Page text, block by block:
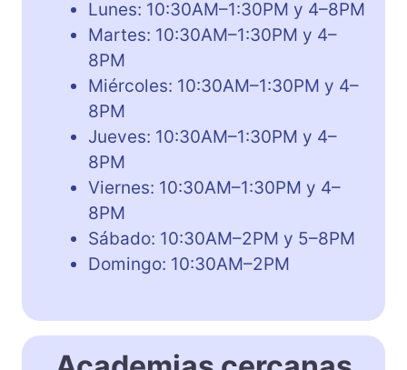
Lunes: 10:30AM–1:30PM y 4–8PM
Martes: 10:30AM–1:30PM y 4–
8PM
Miércoles: 10:30AM–1:30PM y 4–
8PM
Jueves: 10:30AM–1:30PM y 4–
8PM
Viernes: 10:30AM–1:30PM y 4–
8PM
Sábado: 10:30AM–2PM y 5–8PM
Domingo: 10:30AM–2PM